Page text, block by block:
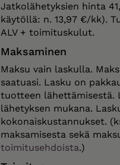
Jatkolähetyksien hinta
käytöllä: n. 13,97 €/kk).
ALV + toimituskulut.
Maksaminen
Maksu vain laskulla.
saatuasi. Lasku on
tuotteen lähettämisestä.
lähetyksen mukana.
kokonaiskustannukset.
maksamisesta sekä
toimitusehdoista.)